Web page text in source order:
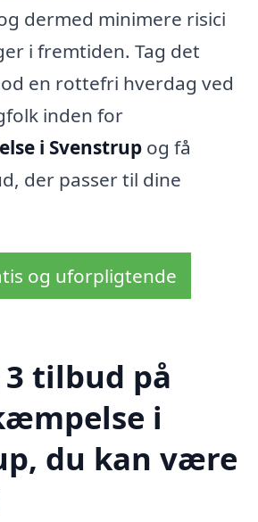
dermed minimere risici
i fremtiden. Tag det
en rottefri hverdag ved
inden for
i Svenstrup og få
der passer til dine
og uforpligtende
tilbud på
i
du kan være